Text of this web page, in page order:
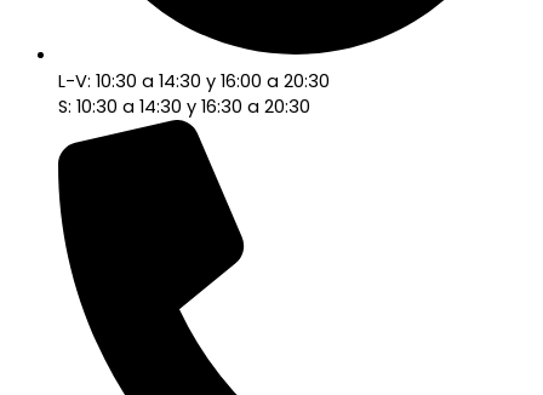
L-V: 10:30 a 14:30 y 16:00 a 20:30
S: 10:30 a 14:30 y 16:30 a 20:30